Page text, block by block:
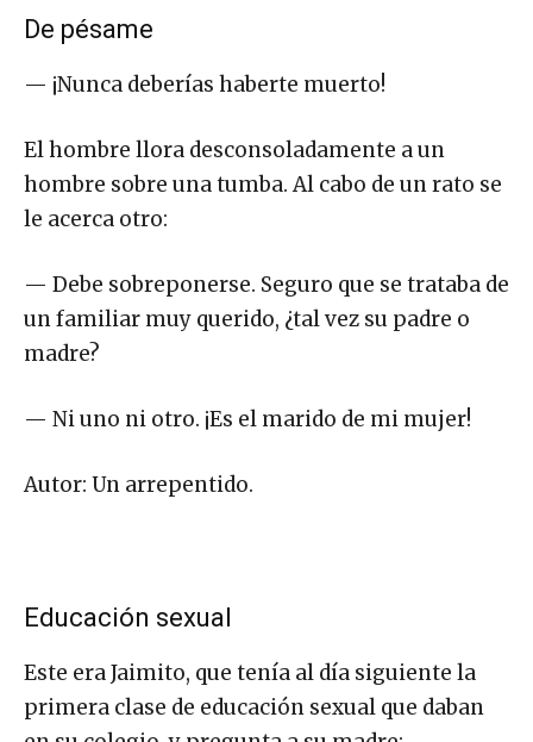
De pésame
— ¡Nunca deberías haberte muerto!
El hombre llora desconsoladamente a un
hombre sobre una tumba. Al cabo de un rato se
le acerca otro:
— Debe sobreponerse. Seguro que se trataba de
un familiar muy querido, ¿tal vez su padre o
madre?
— Ni uno ni otro. ¡Es el marido de mi mujer!
Autor: Un arrepentido.
Educación sexual
Este era Jaimito, que tenía al día siguiente la
primera clase de educación sexual que daban